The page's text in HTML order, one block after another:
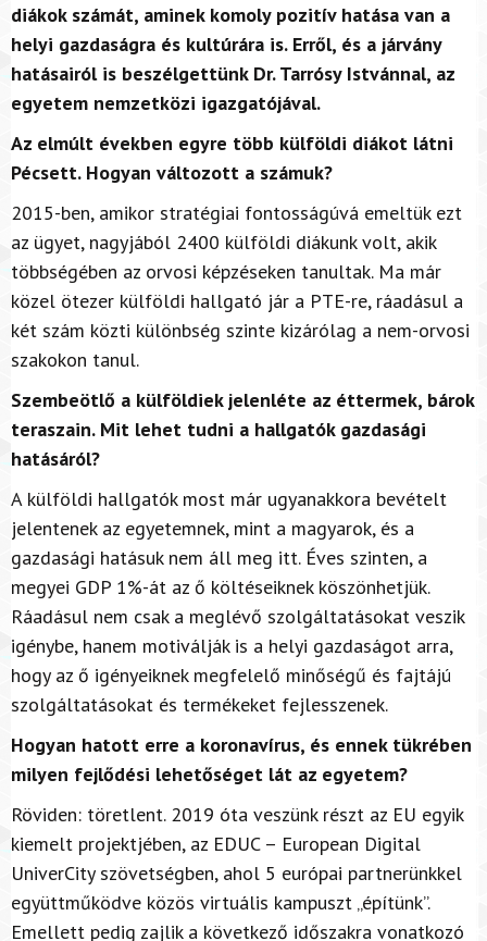
diákok számát, aminek komoly pozitív hatása van a
helyi gazdaságra és kultúrára is. Erről, és a járvány
hatásairól is beszélgettünk Dr. Tarrósy Istvánnal, az
egyetem nemzetközi igazgatójával.
Az elmúlt években egyre több külföldi diákot látni
Pécsett. Hogyan változott a számuk?
2015-ben, amikor stratégiai fontosságúvá emeltük ezt
az ügyet, nagyjából 2400 külföldi diákunk volt, akik
többségében az orvosi képzéseken tanultak. Ma már
közel ötezer külföldi hallgató jár a PTE-re, ráadásul a
két szám közti különbség szinte kizárólag a nem-orvosi
szakokon tanul.
Szembeötlő a külföldiek jelenléte az éttermek, bárok
teraszain. Mit lehet tudni a hallgatók gazdasági
hatásáról?
A külföldi hallgatók most már ugyanakkora bevételt
jelentenek az egyetemnek, mint a magyarok, és a
gazdasági hatásuk nem áll meg itt. Éves szinten, a
megyei GDP 1%-át az ő költéseiknek köszönhetjük.
Ráadásul nem csak a meglévő szolgáltatásokat veszik
igénybe, hanem motiválják is a helyi gazdaságot arra,
hogy az ő igényeiknek megfelelő minőségű és fajtájú
szolgáltatásokat és termékeket fejlesszenek.
Hogyan hatott erre a koronavírus, és ennek tükrében
milyen fejlődési lehetőséget lát az egyetem?
Röviden: töretlent. 2019 óta veszünk részt az EU egyik
kiemelt projektjében, az EDUC – European Digital
UniverCity szövetségben, ahol 5 európai partnerünkkel
együttműködve közös virtuális kampuszt „építünk”.
Emellett pedig zajlik a következő időszakra vonatkozó